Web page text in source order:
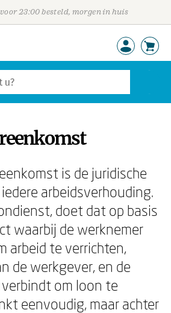
23:00 besteld, morgen in huis
is de juridische
arbeidsverhouding.
doet dat op basis
waarbij de werknemer
arbeid te verrichten,
de werkgever, en de
om loon te
eenvoudig, maar achter